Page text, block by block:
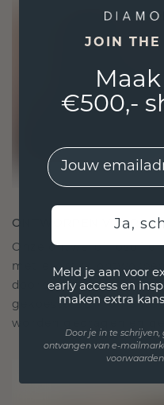
ONTWORPEN VOOR
Onze ontwerpfilosofie
met elk stuk
doorstaan. Het wordt
gekoesterde
worden gedragen en
JOIN THE
€500,-
EMail
Ja,
Meld je aan voor
early access en
maken extra
Door je in te
ontvangen van e-